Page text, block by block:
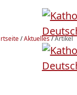
/Aktuelles/Artikel